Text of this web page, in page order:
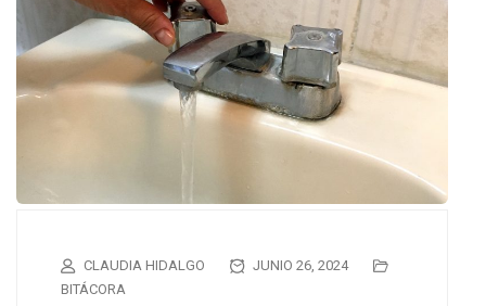
CLAUDIA HIDALGO
JUNIO 26, 2024
BITÁCORA